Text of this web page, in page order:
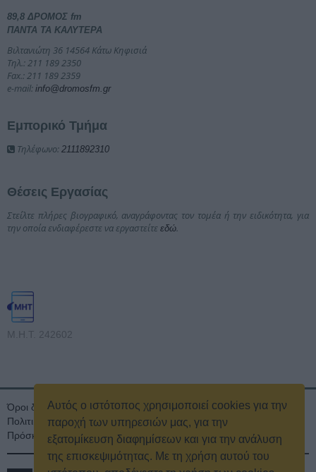
Αυτός ο ιστότοπος χρησιμοποιεί cookies για την
παροχή των υπηρεσιών μας, για την
εξατομίκευση διαφημίσεων και για την ανάλυση
της επισκεψιμότητας. Με τη χρήση αυτού του
89,8 ΔΡΟΜΟΣ fm
ΠΑΝΤΑ ΤΑ ΚΑΛΥΤΕΡΑ
Βιλτανιώτη 36 14564 Κάτω Κηφισιά
Τηλ.: 211 189 2350
Fax.: 211 189 2359
e-mail: info@dromosfm.gr
Εμπορικό Τμήμα
Τηλέφωνο: 2111892310
Θέσεις Εργασίας
Στείλτε πλήρες βιογραφικό, αναγράφοντας τον τομέα ή την ειδικότητα, για
την οποία ενδιαφέρεστε να εργαστείτε εδώ.
Μ.Η.Τ. 242602
Όροι διαγωνισμού Όροι Χρήσης
Ταυτότητα
Πολιτική Απορρήτου & Cookies
Επικοινωνία
Οικονομικά στοιχεία
Πρόσκληση τακτικής γενικής συνέλευσης
Κρατική Διαφήμιση